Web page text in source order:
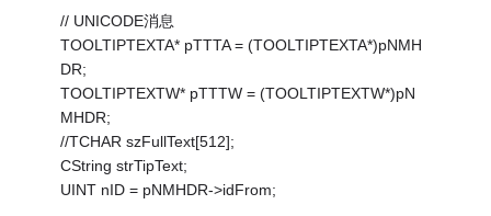
// UNICODE消息
TOOLTIPTEXTA* pTTTA = (TOOLTIPTEXTA*)pNMH
DR;
TOOLTIPTEXTW* pTTTW = (TOOLTIPTEXTW*)pN
MHDR;
//TCHAR szFullText[512];
CString strTipText;
UINT nID = pNMHDR->idFrom;